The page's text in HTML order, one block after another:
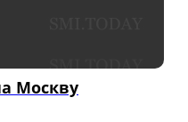
Москву